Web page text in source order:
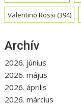
Valentino Rossi (394)
Archív
2026. június
2026. május
2026. április
2026. március